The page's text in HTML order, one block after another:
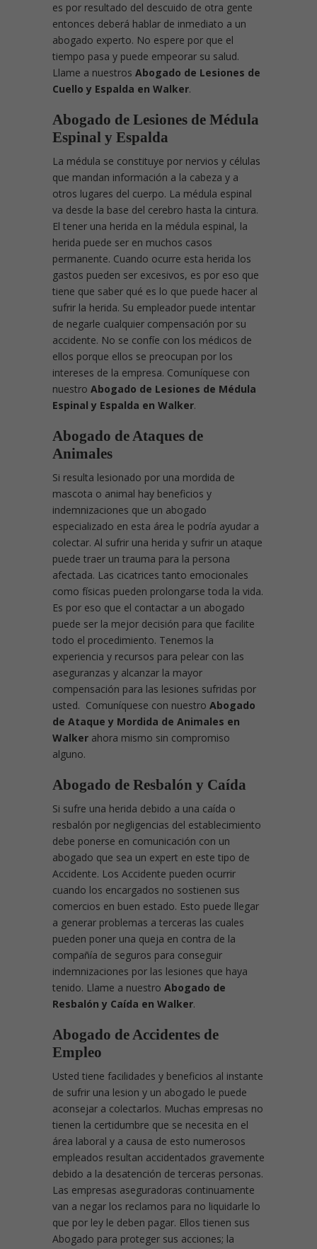
es por resultado del descuido de otra gente
entonces deberá hablar de inmediato a un
abogado experto. No espere por que el
tiempo pasa y puede empeorar su salud.
Llame a nuestros Abogado de Lesiones de
Cuello y Espalda en Walker.
Abogado de Lesiones de Médula
Espinal y Espalda
La médula se constituye por nervios y células
que mandan información a la cabeza y a
otros lugares del cuerpo. La médula espinal
va desde la base del cerebro hasta la cintura.
El tener una herida en la médula espinal, la
herida puede ser en muchos casos
permanente. Cuando ocurre esta herida los
gastos pueden ser excesivos, es por eso que
tiene que saber qué es lo que puede hacer al
sufrir la herida. Su empleador puede intentar
de negarle cualquier compensación por su
accidente. No se confíe con los médicos de
ellos porque ellos se preocupan por los
intereses de la empresa. Comuníquese con
nuestro Abogado de Lesiones de Médula
Espinal y Espalda en Walker.
Abogado de Ataques de
Animales
Si resulta lesionado por una mordida de
mascota o animal hay beneficios y
indemnizaciones que un abogado
especializado en esta área le podría ayudar a
colectar. Al sufrir una herida y sufrir un ataque
puede traer un trauma para la persona
afectada. Las cicatrices tanto emocionales
como físicas pueden prolongarse toda la vida.
Es por eso que el contactar a un abogado
puede ser la mejor decisión para que facilite
todo el procedimiento. Tenemos la
experiencia y recursos para pelear con las
aseguranzas y alcanzar la mayor
compensación para las lesiones sufridas por
usted. Comuníquese con nuestro Abogado
de Ataque y Mordida de Animales en
Walker ahora mismo sin compromiso
alguno.
Abogado de Resbalón y Caída
Si sufre una herida debido a una caída o
resbalón por negligencias del establecimiento
debe ponerse en comunicación con un
abogado que sea un expert en este tipo de
Accidente. Los Accidente pueden ocurrir
cuando los encargados no sostienen sus
comercios en buen estado. Esto puede llegar
a generar problemas a terceras las cuales
pueden poner una queja en contra de la
compañía de seguros para conseguir
indemnizaciones por las lesiones que haya
tenido. Llame a nuestro Abogado de
Resbalón y Caída en Walker.
Abogado de Accidentes de
Empleo
Usted tiene facilidades y beneficios al instante
de sufrir una lesion y un abogado le puede
aconsejar a colectarlos. Muchas empresas no
tienen la certidumbre que se necesita en el
área laboral y a causa de esto numerosos
empleados resultan accidentados gravemente
debido a la desatención de terceras personas.
Las empresas aseguradoras continuamente
van a negar los reclamos para no liquidarle lo
que por ley le deben pagar. Ellos tienen sus
Abogado para proteger sus acciones; la